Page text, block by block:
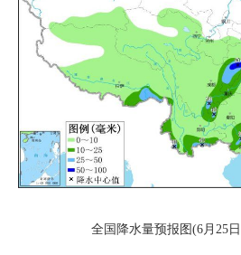
全国降水量预报图(6月25